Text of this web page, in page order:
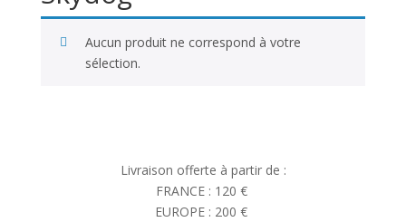
Aucun produit ne correspond à votre
sélection.
Livraison offerte à partir de :
FRANCE : 120 €
EUROPE : 200 €